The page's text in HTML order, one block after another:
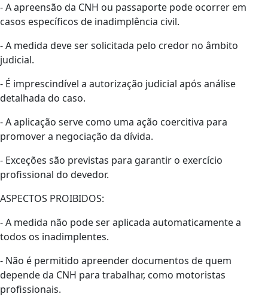
- A apreensão da CNH ou passaporte pode ocorrer em
casos específicos de inadimplência civil.
- A medida deve ser solicitada pelo credor no âmbito
judicial.
- É imprescindível a autorização judicial após análise
detalhada do caso.
- A aplicação serve como uma ação coercitiva para
promover a negociação da dívida.
- Exceções são previstas para garantir o exercício
profissional do devedor.
ASPECTOS PROIBIDOS:
- A medida não pode ser aplicada automaticamente a
todos os inadimplentes.
- Não é permitido apreender documentos de quem
depende da CNH para trabalhar, como motoristas
profissionais.